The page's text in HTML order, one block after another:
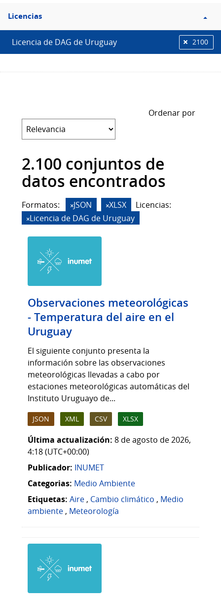
Filtro
Licencias
Licencias
Licencia de DAG de Uruguay 2100
Ordenar por
2.100 conjuntos de
datos encontrados
Formatos: JSON XLSX
Licencias:
Licencia de DAG de Uruguay
Observaciones meteorológicas
- Temperatura del aire en el
Uruguay
El siguiente conjunto presenta la
información sobre las observaciones
meteorológicas llevadas a cabo por
estaciones meteorológicas automáticas del
Instituto Uruguayo de...
JSON XML CSV XLSX
Última actualización: 8 de agosto de 2026,
4:18 (UTC+00:00)
Publicador: INUMET
Categorias: Medio Ambiente
Etiquetas: Aire , Cambio climático , Medio
ambiente , Meteorología